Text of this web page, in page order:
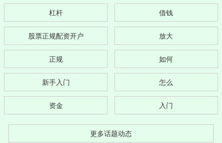
杠杆 借钱
股票正规配资开户 放大
正规 如何
新手入门 怎么
资金 入门
更多话题动态